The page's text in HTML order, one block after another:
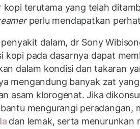
kopi terutama yang telah
perlu mendapatkan
dalam, dr Sony
kopi pada dasarnya dapat
dalam kondisi dan takaran
mengandung banyak zat
asam klorogenat. Jika
mengurangi peradangan,
dan lemak, serta menurunkan